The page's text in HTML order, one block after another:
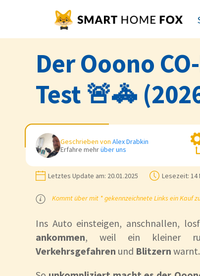
Der Ooono
Test 🚨🚓
Geschrieben von Alex Drabkin
Erfahre mehrüber uns
Letztes Update am: 20.01.2025 Lesezeit: 14
Kommt über mit * gekennzeichnete Links ein Kauf
Ins Auto einsteigen, anschnallen,
ankommen, weil ein kleiner
Verkehrsgefahren und Blitzern